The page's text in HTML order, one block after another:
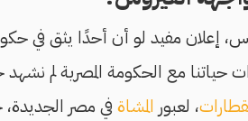
إعلان مفيد لو أن أحدًا يثق في
مع الحكومة المصرية لم
، لعبور المشاةفي مصر